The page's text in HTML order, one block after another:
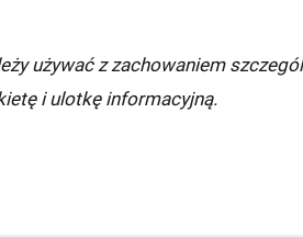
używać z zachowaniem
i ulotkę informacyjną.